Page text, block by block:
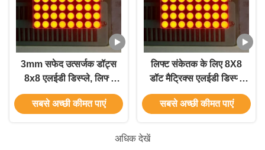
3mm सफेद उत्सर्जक डॉट्स
8x8 एलईडी डिस्प्ले, लिफ्ट
संकेतकों के लिए उच्च
चमकदार तीव्रता और लंबी
सबसे अच्छी कीमत पाएं
लिफ्ट संकेतक के लिए 8X8
डॉट मैट्रिक्स एलईडी डिस्प्ले
3 मिमी सफेद
सबसे अच्छी कीमत पाएं
अधिक देखें